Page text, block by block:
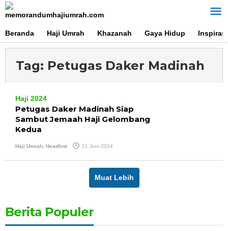
Lewati
ke
Beranda
Haji Umrah Khazanah Gaya Hidup Inspirasi
Tag: Petugas Daker Madinah
Haji 2024
Petugas Daker Madinah Siap
Sambut Jemaah Haji Gelombang
Kedua
Haji Umrah Headline 21 Juni 2024
Memorandum
Muat Lebih
Berita Populer